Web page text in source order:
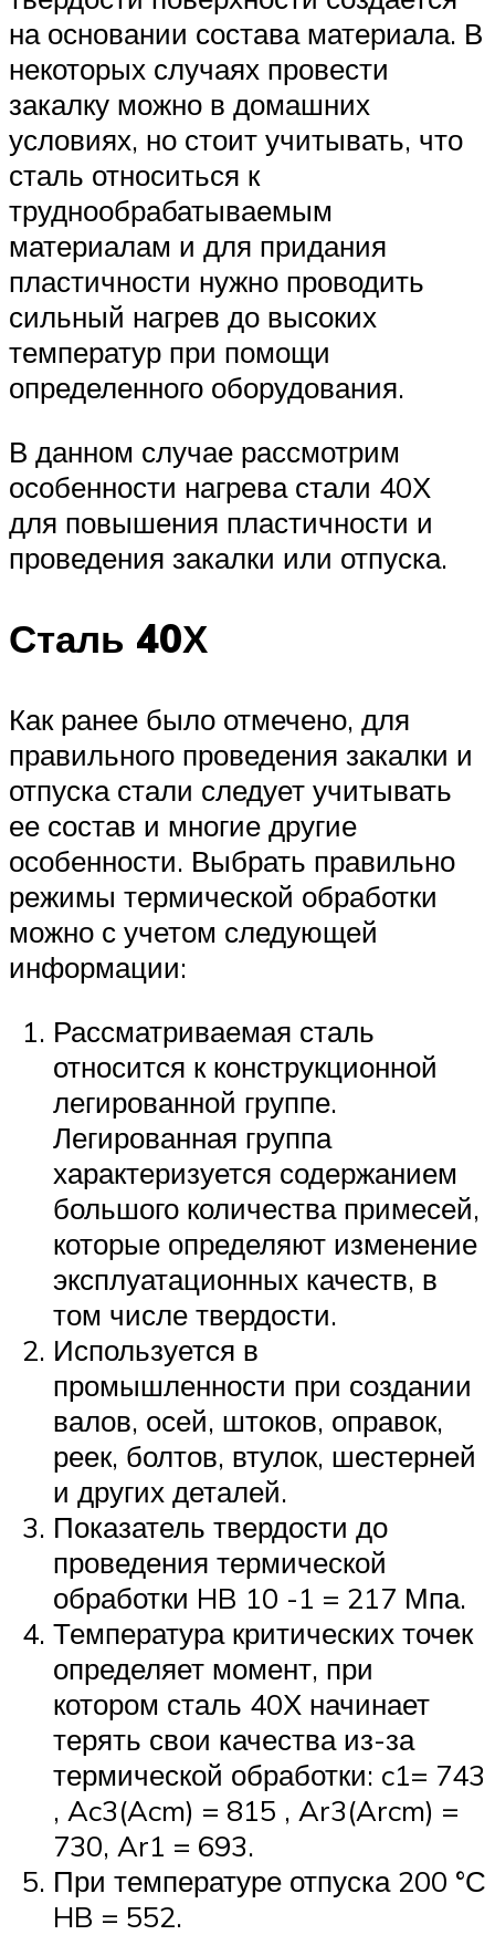
на основании состава материала. В
некоторых случаях провести
закалку можно в домашних
условиях, но стоит учитывать, что
сталь относиться к
труднообрабатываемым
материалам и для придания
пластичности нужно проводить
сильный нагрев до высоких
температур при помощи
определенного оборудования.
В данном случае рассмотрим
особенности нагрева стали 40Х
для повышения пластичности и
проведения закалки или отпуска.
Сталь 40Х
Как ранее было отмечено, для
правильного проведения закалки и
отпуска стали следует учитывать
ее состав и многие другие
особенности. Выбрать правильно
режимы термической обработки
можно с учетом следующей
информации:
Рассматриваемая сталь
относится к конструкционной
легированной группе.
Легированная группа
характеризуется содержанием
большого количества примесей,
которые определяют изменение
эксплуатационных качеств, в
том числе твердости.
Используется в
промышленности при создании
валов, осей, штоков, оправок,
реек, болтов, втулок, шестерней
и других деталей.
Показатель твердости до
проведения термической
обработки HB 10 -1 = 217 Мпа.
Температура критических точек
определяет момент, при
котором сталь 40Х начинает
терять свои качества из-за
термической обработки: c1= 743
, Ac3(Acm) = 815 , Ar3(Arcm) =
730, Ar1 = 693.
При температуре отпуска 200 °С
HB = 552.